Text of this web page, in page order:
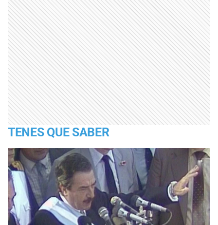
TENES QUE SABER